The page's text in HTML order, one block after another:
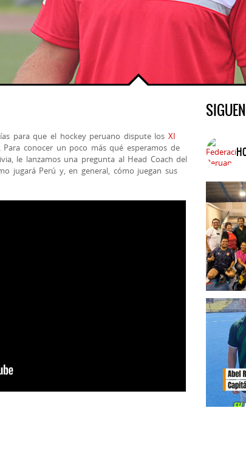
para que el hockey peruano dispute losXI
Para conocer un poco más qué esperamos de
le lanzamos una pregunta al Head Coach del
jugará Perú y, en general, cómo juegan sus